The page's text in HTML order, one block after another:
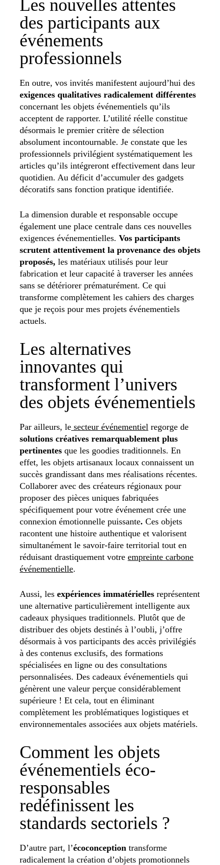
Les nouvelles attentes
des participants aux
événements
professionnels
En outre, vos invités manifestent aujourd’hui des
exigences qualitatives radicalement différentes
concernant les objets événementiels qu’ils
acceptent de rapporter. L’utilité réelle constitue
désormais le premier critère de sélection
absolument incontournable. Je constate que les
professionnels privilégient systématiquement les
articles qu’ils intégreront effectivement dans leur
quotidien. Au déficit d’accumuler des gadgets
décoratifs sans fonction pratique identifiée.
La dimension durable et responsable occupe
également une place centrale dans ces nouvelles
exigences événementielles. Vos participants
scrutent attentivement la provenance des objets
proposés, les matériaux utilisés pour leur
fabrication et leur capacité à traverser les années
sans se détériorer prématurément. Ce qui
transforme complètement les cahiers des charges
que je reçois pour mes projets événementiels
actuels.
Les alternatives
innovantes qui
transforment l’univers
des objets événementiels
Par ailleurs, le secteur événementiel regorge de
solutions créatives remarquablement plus
pertinentes que les goodies traditionnels. En
effet, les objets artisanaux locaux connaissent un
succès grandissant dans mes réalisations récentes.
Collaborer avec des créateurs régionaux pour
proposer des pièces uniques fabriquées
spécifiquement pour votre événement crée une
connexion émotionnelle puissante. Ces objets
racontent une histoire authentique et valorisent
simultanément le savoir-faire territorial tout en
réduisant drastiquement votre empreinte carbone
événementielle.
Aussi, les expériences immatérielles représentent
une alternative particulièrement intelligente aux
cadeaux physiques traditionnels. Plutôt que de
distribuer des objets destinés à l’oubli, j’offre
désormais à vos participants des accès privilégiés
à des contenus exclusifs, des formations
spécialisées en ligne ou des consultations
personnalisées. Des cadeaux événementiels qui
génèrent une valeur perçue considérablement
supérieure ! Et cela, tout en éliminant
complètement les problématiques logistiques et
environnementales associées aux objets matériels.
Comment les objets
événementiels éco-
responsables
redéfinissent les
standards sectoriels ?
D’autre part, l’écoconception transforme
radicalement la création d’objets promotionnels